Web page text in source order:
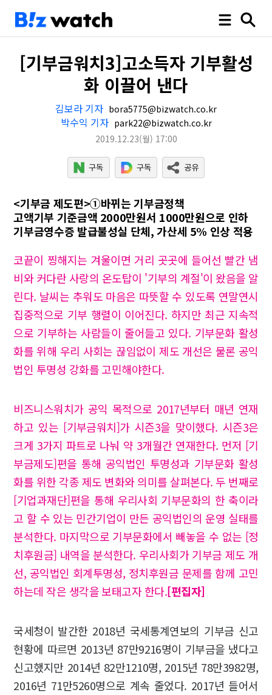
[기부금워치3]고소득자 기부활성
화 이끌어 낸다
김보라 기자 bora5775@bizwatch.co.kr
박수익 기자 park22@bizwatch.co.kr
2019.12.23(월) 17:00
<기부금 제도편>①바뀌는 기부금정책
고액기부 기준금액 2000만원서 1000만원으로 인하
기부금영수증 발급불성실 단체, 가산세 5% 인상 적용
코끝이 찡해지는 겨울이면 거리 곳곳에 들어선 빨간 냄
비와 커다란 사랑의 온도탑이 '기부의 계절'이 왔음을 알
린다. 날씨는 추워도 마음은 따뜻할 수 있도록 연말연시
집중적으로 기부 행렬이 이어진다. 하지만 최근 지속적
으로 기부하는 사람들이 줄어들고 있다. 기부문화 활성
화를 위해 우리 사회는 끊임없이 제도 개선은 물론 공익
법인 투명성 강화를 고민해야한다.
비즈니스워치가 공익 목적으로 2017년부터 매년 연재
하고 있는 [기부금워치]가 시즌3을 맞이했다. 시즌3은
크게 3가지 파트로 나눠 약 3개월간 연재한다. 먼저 [기
부금제도]편을 통해 공익법인 투명성과 기부문화 활성
화를 위한 각종 제도 변화와 의미를 살펴본다. 두 번째로
[기업과재단]편을 통해 우리사회 기부문화의 한 축이라
고 할 수 있는 민간기업이 만든 공익법인의 운영 실태를
분석한다. 마지막으로 기부문화에서 빼놓을 수 없는 [정
치후원금] 내역을 분석한다. 우리사회가 기부금 제도 개
선, 공익법인 회계투명성, 정치후원금 문제를 함께 고민
하는데 작은 생각을 보태고자 한다.[편집자]
국세청이 발간한 2018년 국세통계연보의 기부금 신고
현황에 따르면 2013년 87만9216명이 기부금을 냈다고
신고했지만 2014년 82만1210명, 2015년 78만3982명,
2016년 71만5260명으로 계속 줄었다. 2017년 들어서